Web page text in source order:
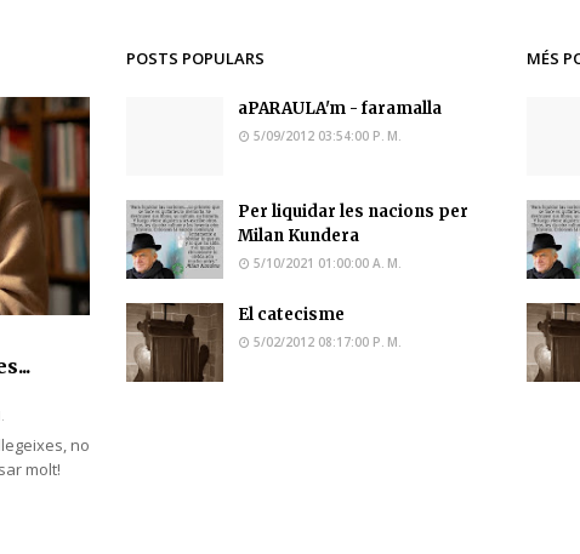
no
molt!
POSTS POPULARS
aPARAULA'm - faramalla
5/09/2012 03:54:00 P. M.
Per liquidar les nacions per
Milan Kundera
5/10/2021 01:00:00 A. M.
El catecisme
5/02/2012 08:17:00 P. M.
MÉS